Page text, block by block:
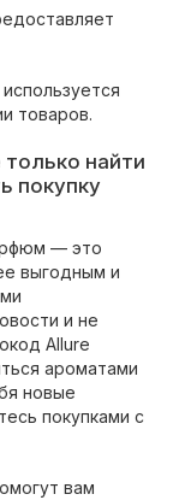
товаров.
найти
покупку
— это
выгодным и
и не
Allure
ароматами
новые
покупками с
вам